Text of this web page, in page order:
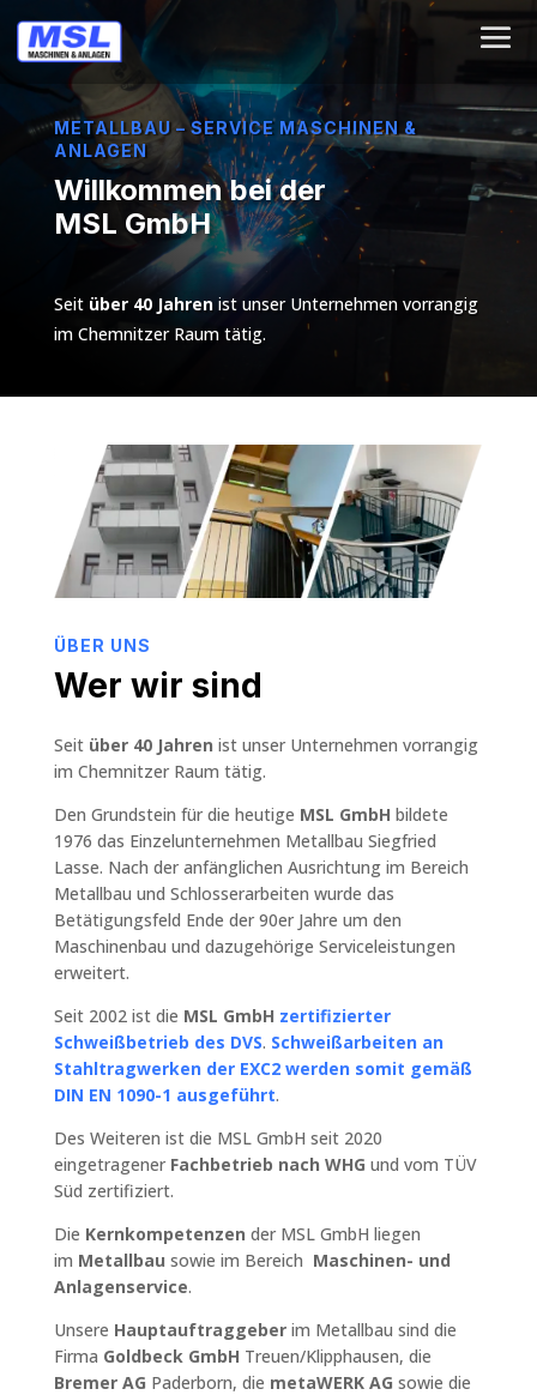
METALLBAU – SERVICE MASCHINEN &
ANLAGEN
Willkommen bei der
MSL GmbH
Seit über 40 Jahrenist unser Unternehmen vorrangig
im Chemnitzer Raum tätig.
ÜBER UNS
Wer wir sind
Seit über 40 Jahren ist unser Unternehmen vorrangig
im Chemnitzer Raum tätig.
Den Grundstein für die heutige MSL GmbH bildete
1976 das Einzelunternehmen Metallbau Siegfried
Lasse. Nach der anfänglichen Ausrichtung im Bereich
Metallbau und Schlosserarbeiten wurde das
Betätigungsfeld Ende der 90er Jahre um den
Maschinenbau und dazugehörige Serviceleistungen
erweitert.
Seit 2002 ist die MSL GmbH zertifizierter
Schweißbetrieb des DVS. Schweißarbeiten an
Stahltragwerken der EXC2 werden somit gemäß
DIN EN 1090-1 ausgeführt.
Des Weiteren ist die MSL GmbH seit 2020
eingetragener Fachbetrieb nach WHG und vom TÜV
Süd zertifiziert.
Die Kernkompetenzen der MSL GmbH liegen
im Metallbau sowie im Bereich Maschinen- und
Anlagenservice.
Unsere Hauptauftraggeberim Metallbau sind die
Firma Goldbeck GmbH Treuen/Klipphausen, die
Bremer AG Paderborn, die metaWERK AG sowie die